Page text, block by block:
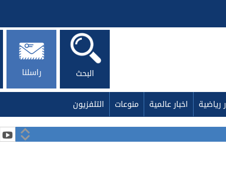
راسلنا البحث
رياضية اخبار عالمية منوعات التلفزيون